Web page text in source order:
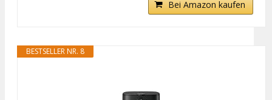
Bei Amazon kaufen
BESTSELLER NR. 8